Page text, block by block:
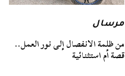
مرسال
من ظلمة الانفصال إلى نور العمل..
قصة أم استثنائية